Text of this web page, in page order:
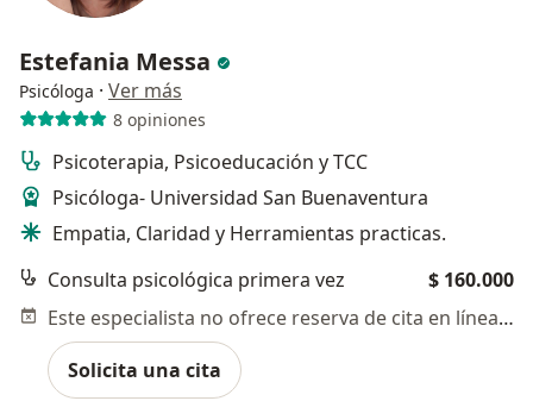
Estefania Messa
Psicóloga · Ver más
8 opiniones
Psicoterapia, Psicoeducación y TCC
Psicóloga- Universidad San Buenaventura
Empatia, Claridad y Herramientas practicas.
Consulta psicológica primera vez
$ 160.000
Este especialista no ofrece reserva de cita en línea en esta dirección.
Solicita una cita